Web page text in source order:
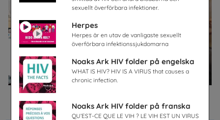
sexuellt överförbara infektioner.
Herpes
Herpes är en utav de vanligaste sexuellt
överförbara infektionssjukdomarna
Noaks Ark HIV folder på engelska
WHAT IS HIV? HIV IS A VIRUS that causes a
chronic infection.
Noaks Ark HIV folder på franska
QU’EST-CE QUE LE VIH ? LE VIH EST UN VIRUS
Jobba på apotek
Sveriges Apoteksförening
Celiaki
Fria Bröd AB